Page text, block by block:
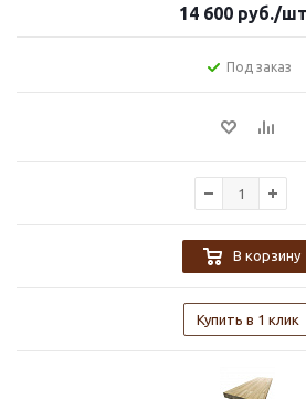
14 600 руб./шт
Под заказ
В корзину
Купить в 1 клик